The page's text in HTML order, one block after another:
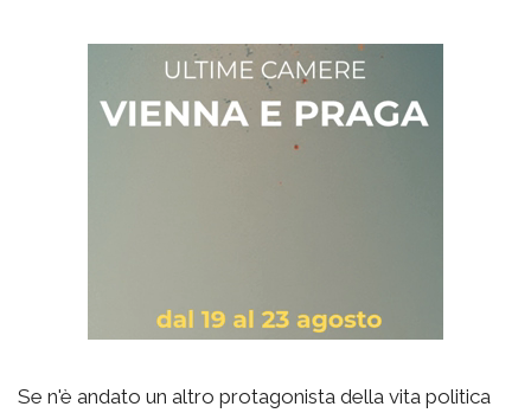
Se n'è andato un altro protagonista della vita politica